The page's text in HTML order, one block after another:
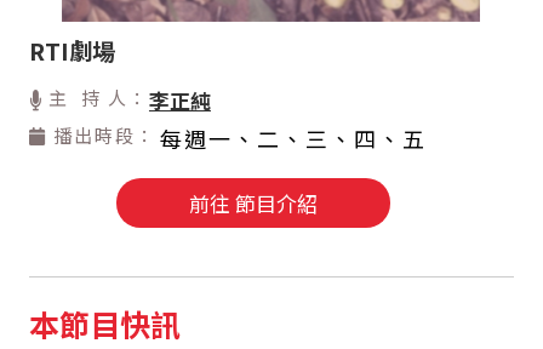
RTI劇場
主 持 人： 李正純
播出時段： 每週一、二、三、四、五
前往 節目介紹
本節目快訊